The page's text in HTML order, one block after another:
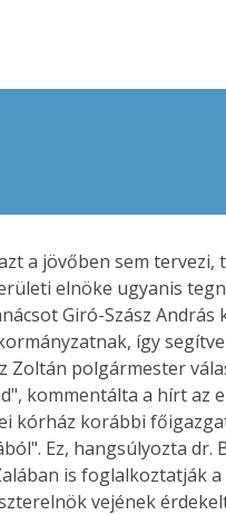
a jövőben sem
elnöke ugyanis
Giró-Szász
így
polgármester
kommentálta a hírt az
kórház korábbi
Ez, hangsúlyozta dr.
is foglalkoztatják
vejének